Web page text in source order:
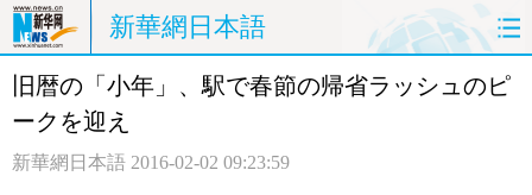
新華網日本語
ホームページ 政治 経済
旧暦の「小年」、駅で春節の帰省ラッシュのピ
ークを迎え
新華網日本語 2016-02-02 09:23:59